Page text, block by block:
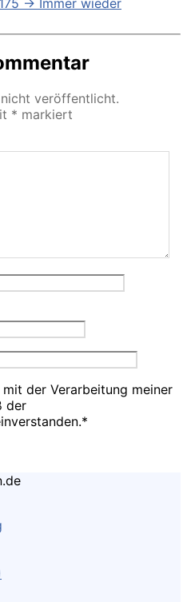
→ Immer wieder
veröffentlicht.
* markiert
der Verarbeitung meiner
der